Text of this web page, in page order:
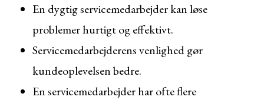
En dygtig servicemedarbejder kan løse
problemer hurtigt og effektivt.
Servicemedarbejderens venlighed gør
kundeoplevelsen bedre.
En servicemedarbejder har ofte flere